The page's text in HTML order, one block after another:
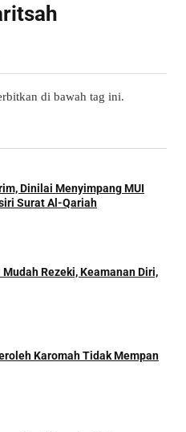
di bawah tag ini.
Dinilai Menyimpang MUI
Surat Al-Qariah
Rezeki, Keamanan Diri,
Karomah Tidak Mempan